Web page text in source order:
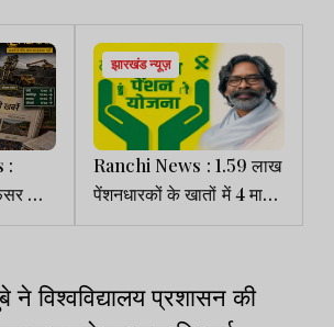
:
को
पद
झारखंड न्यूज़
Ranchi News : 1.59 लाख
पेंशनधारकों के खातों में 4 माह
के 63.74 करोड़ ट्रांसफर
ने विश्वविद्यालय प्रशासन की